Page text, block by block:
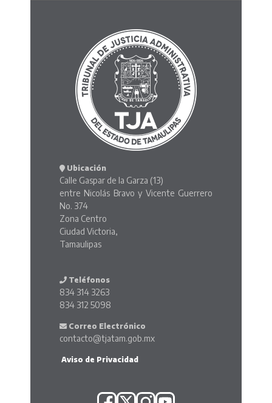
Ubicación
Calle Gaspar de la Garza (13)
entre Nicolás Bravo y Vicente Guerrero
No. 374
Zona Centro
Ciudad Victoria,
Tamaulipas
Teléfonos
834 314 3263
834 312 5098
Correo Electrónico
contacto@tjatam.gob.mx
Aviso de Privacidad